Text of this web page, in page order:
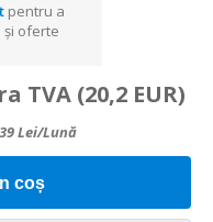
pentru a
și oferte
TVA (20,2 EUR)
Lei/lună
coș